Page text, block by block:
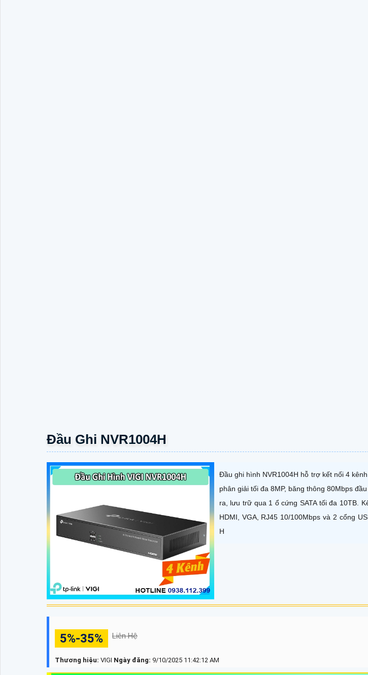
Đầu Ghi NVR1004H
Đầu ghi hình NVR1004H hỗ trợ kết nối 4
phân giải tối đa 8MP, băng thông 80Mbps
ra, lưu trữ qua 1 ổ cứng SATA tối đa 10TB.
HDMI, VGA, RJ45 10/100Mbps và 2 cổng
H
5%-35% Liên Hệ
Thương hiệu: VIGI Ngày đăng: 9/10/2025 11:42:12 AM